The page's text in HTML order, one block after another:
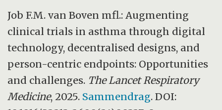
Job F.M. van Boven mfl.: Augmenting
clinical trials in asthma through digital
technology, decentralised designs, and
person-centric endpoints: Opportunities
and challenges. The Lancet Respiratory
Medicine, 2025. Sammendrag. DOI: